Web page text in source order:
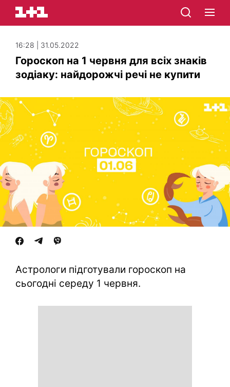
16:28 | 31.05.2022
Гороскоп на 1 червня для всіх знаків
зодіаку: найдорожчі речі не купити
Астрологи підготували гороскоп на
сьогодні середу 1 червня.